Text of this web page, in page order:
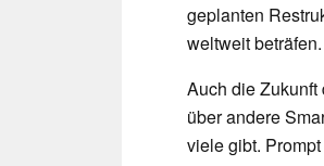
geplanten
weltweit beträfen.
Auch die
über andere
viele gibt.